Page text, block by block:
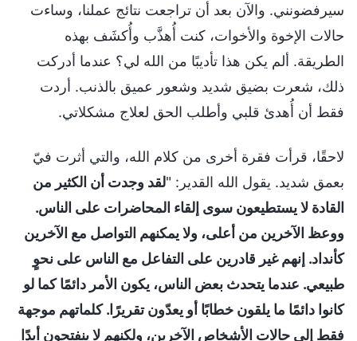
سيرفضونني. والآن بعد أن تراجعت نتائج عملنا، وساءت
حالات الإخوة والأخوات، كنت أُهذَّب وأُكشَف بهذه
الطريقة. ألم يكن هذا تأديبًا من الله لي؟ عندما أدركت
ذلك، شعرت بضيق شديد وشعور عميق بالذنب. أردت
فقط أن أُهدئ قلبي وأطلب الحق لعلاج مشكلاتي.
لاحقًا، قرأت فقرة أخرى من كلام الله، والتي أثرت فيّ
بعمق شديد. يقول الله القدير: "لقد وجدت أن الكثير من
القادة لا يستطيعون سوى إلقاء المحاضرات على الناس.
ووعظ الآخرين من أعلى، ولا يمكنهم التواصل مع الآخرين
كأنداد. إنهم غير قادرين على التفاعل مع الناس على نحوٍ
طبيعي. عندما يتحدث بعض الناس، يكون الأمر دائمًا كما لو
كانوا دائمًا ما يلقون خطابًا أو يعدّون تقريرًا. كلماتهم موجهة
فقط إلى حالات الأشخاص الآخرين، ولكنهم لا ينفتحون أبدًا